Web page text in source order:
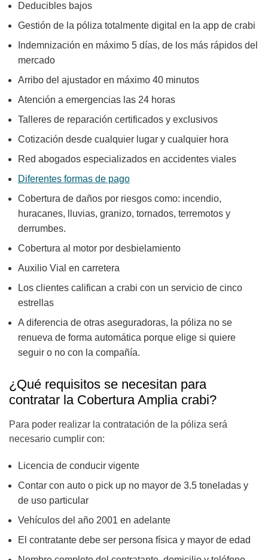
Deducibles bajos
Gestión de la póliza totalmente digital en la app de crabi
Indemnización en máximo 5 días, de los más rápidos del
mercado
Arribo del ajustador en máximo 40 minutos
Atención a emergencias las 24 horas
Talleres de reparación certificados y exclusivos
Cotización desde cualquier lugar y cualquier hora
Red abogados especializados en accidentes viales
Diferentes formas de pago
Cobertura de daños por riesgos como: incendio,
huracanes, lluvias, granizo, tornados, terremotos y
derrumbes.
Cobertura al motor por desbielamiento
Auxilio Vial en carretera
Los clientes califican a crabi con un servicio de cinco
estrellas
A diferencia de otras aseguradoras, la póliza no se
renueva de forma automática porque elige si quiere
seguir o no con la compañía.
¿Qué requisitos se necesitan para
contratar la Cobertura Amplia crabi?
Para poder realizar la contratación de la póliza será
necesario cumplir con:
Licencia de conducir vigente
Contar con auto o pick up no mayor de 3.5 toneladas y
de uso particular
Vehículos del año 2001 en adelante
El contratante debe ser persona física y mayor de edad